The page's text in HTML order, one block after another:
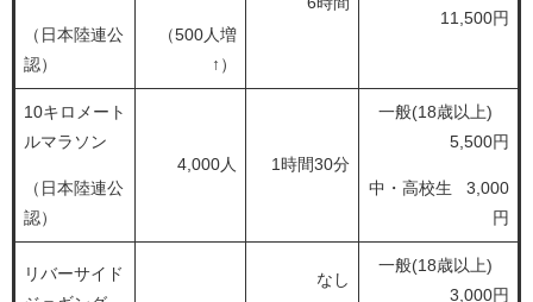
（日本陸連公
認）
（500人増
↑）
11,500円
10キロメート
ルマラソン
（日本陸連公
認）
4,000人 1時間30分
一般(18歳以上)
5,500円
中・高校生 3,000
円
リバーサイド
なし
一般(18歳以上)
3,000円